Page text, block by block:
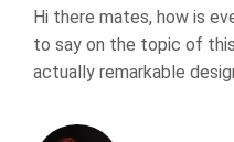
Hi there mates, how is
to say on the topic of
actually remarkable